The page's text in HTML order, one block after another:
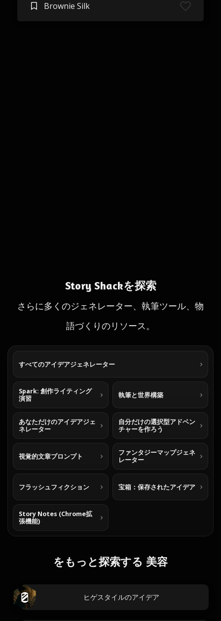
Brownie Silk
Story Shackを探索
さらに多くのジェネレーター、執筆ツール、物
語づくりのリソース。
すべてのアイデアジェネレーター
Spark: 創作ライティング
演習
執筆と世界構築
あなただけのアイデアジェ
ネレーター
自分だけの選択型アドベン
チャーを作ろう
視覚的文章プロンプト
ファンタジーマップジェネ
レーター
フラッシュフィクション 宝箱：保存されたアイデア
Story Notes (Chrome拡
張機能)
をもっと探索する 美容
ヒゲスタイルのアイデア